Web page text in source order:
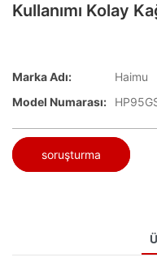
Kullanımı Kolay
Marka Adı:
Haimu
Model Numarası:
soruşturma